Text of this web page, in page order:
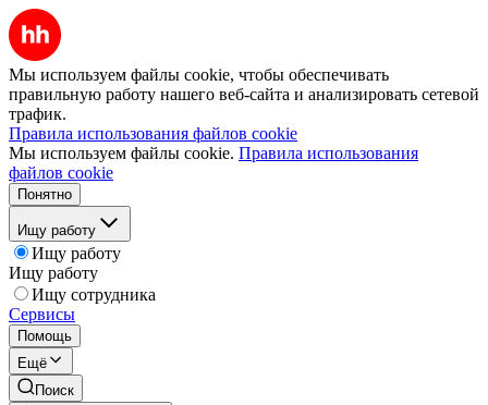
Мы используем файлы cookie, чтобы обеспечивать
правильную работу нашего веб-сайта и анализировать сетевой
трафик.
Правила использования файлов cookie
Мы используем файлы cookie. Правила использования
файлов cookie
Понятно
Ищу работу
Ищу работу
Ищу работу
Ищу сотрудника
Сервисы
Помощь
Ещё
Поиск